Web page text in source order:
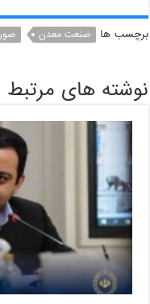
برچسب ها صنعت معدن
نوشته های مرتبط